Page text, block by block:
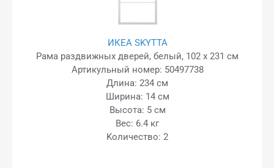
ИКЕА SKYTTA
Рама раздвижных дверей, белый, 102 x 231 см
Артикульный номер: 50497738
Длина: 234 см
Ширина: 14 см
Высота: 5 см
Вес: 6.4 кг
Kоличество: 2